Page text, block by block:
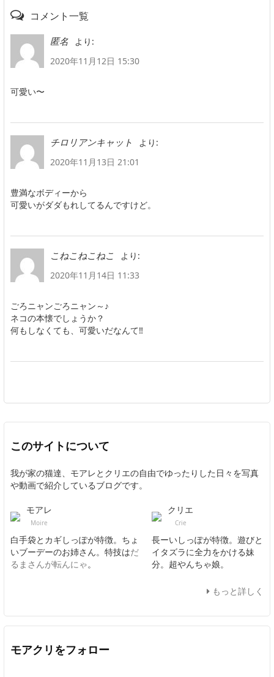
コメント一覧
匿名
より:
2020年11月12日 15:30
可愛い〜
チロリアンキャット
より:
2020年11月13日 21:01
豊満なボディーから
可愛いがダダもれしてるんですけど。
こねこねこねこ
より:
2020年11月14日 11:33
ごろニャンごろニャン～♪
ネコの本懐でしょうか？
何もしなくても、可愛いだなんて‼
このサイトについて
我が家の猫達、モアレとクリエの自由でゆったりした日々を写真
や動画で紹介しているブログです。
モアレ
Moire
白手袋とカギしっぽが特徴。ちょ
いブーデーのお姉さん。特技はだ
るまさんが転んにゃ。
クリエ
Crie
長ーいしっぽが特徴。遊びと
イタズラに全力をかける妹
分。超やんちゃ娘。
もっと詳しく
モアクリをフォロー